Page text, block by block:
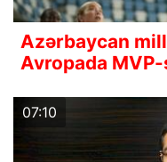
Azərbaycan
Avropada
07:10